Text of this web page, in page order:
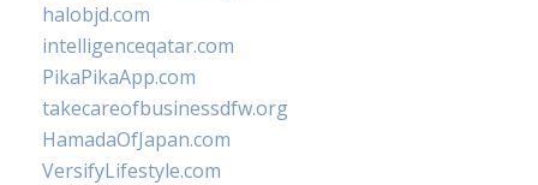
halobjd.com
intelligenceqatar.com
PikaPikaApp.com
takecareofbusinessdfw.org
HamadaOfJapan.com
VersifyLifestyle.com